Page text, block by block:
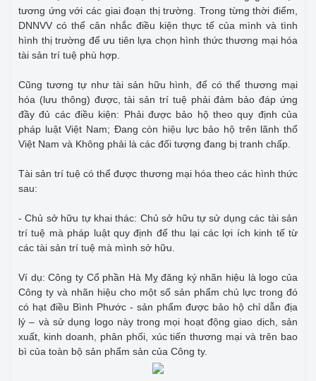
tương ứng với các giai đoạn thị trường. Trong từng thời điểm,
DNNVV có thể cân nhắc điều kiện thực tế của mình và tình
hình thị trường để ưu tiên lựa chọn hình thức thương mại hóa
tài sản trí tuệ phù hợp.
Cũng tương tự như tài sản hữu hình, để có thể thương mại
hóa (lưu thông) được, tài sản trí tuệ phải đảm bảo đáp ứng
đầy đủ các điều kiện: Phải được bảo hộ theo quy định của
pháp luật Việt Nam; Đang còn hiệu lực bảo hộ trên lãnh thổ
Việt Nam và Không phải là các đối tượng đang bị tranh chấp.
Tài sản trí tuệ có thể được thương mại hóa theo các hình thức
sau:
- Chủ sở hữu tự khai thác: Chủ sở hữu tự sử dụng các tài sản
trí tuệ mà pháp luật quy định để thu lại các lợi ích kinh tế từ
các tài sản trí tuệ mà mình sở hữu.
Ví dụ: Công ty Cổ phần Hà Mỵ đăng ký nhãn hiệu là logo của
Công ty và nhãn hiệu cho một số sản phẩm chủ lực trong đó
có hạt điều Bình Phước - sản phẩm được bảo hộ chỉ dẫn địa
lý – và sử dụng logo này trong mọi hoạt động giao dịch, sản
xuất, kinh doanh, phân phối, xúc tiến thương mại và trên bao
bì của toàn bộ sản phẩm sản của Công ty.